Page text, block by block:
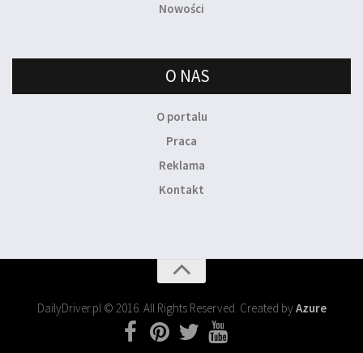
Nowości
O NAS
O portalu
Praca
Reklama
Kontakt
DailyDriver.pl © 2016. All Rights Reserved. Created byAzure